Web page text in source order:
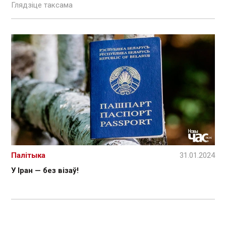
Глядзіце таксама
У Іран — без візаў!
Палітыка 31.01.2024